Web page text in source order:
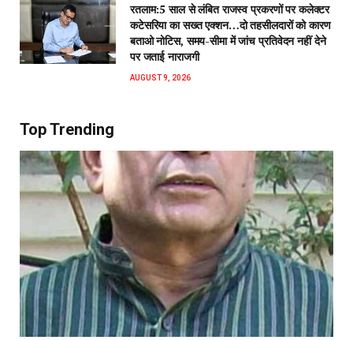
रतलाम:5 साल से लंबित राजस्व प्रकरणों पर कलेक्टर
कटेसरिया का सख्त एक्शन…दो तहसीलदारों को कारण
बताओ नोटिस, समय-सीमा में जांच प्रतिवेदन नहीं देने
पर जताई नाराजगी
AUGUST 9, 2026
Top Trending